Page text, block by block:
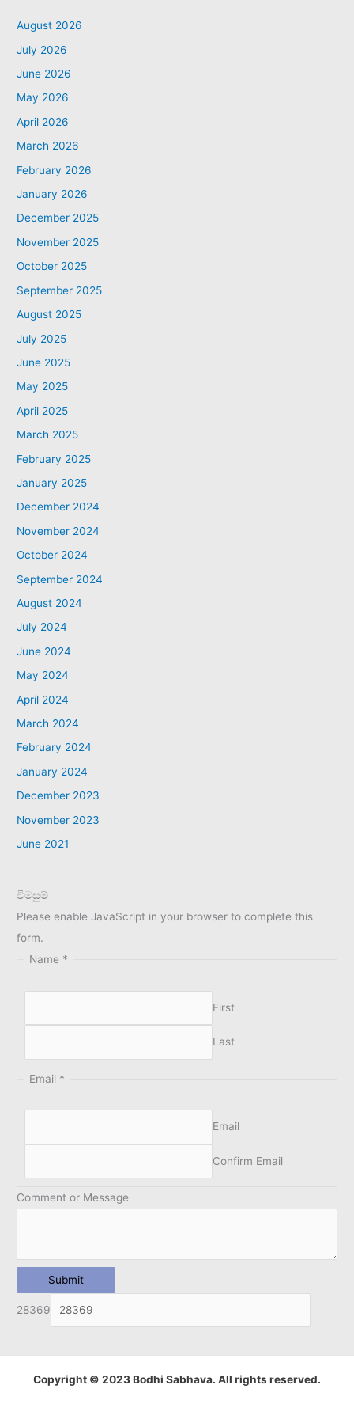
August 2026
July 2026
June 2026
May 2026
April 2026
March 2026
February 2026
January 2026
December 2025
November 2025
October 2025
September 2025
August 2025
July 2025
June 2025
May 2025
April 2025
March 2025
February 2025
January 2025
December 2024
November 2024
October 2024
September 2024
August 2024
July 2024
June 2024
May 2024
April 2024
March 2024
February 2024
January 2024
December 2023
November 2023
June 2021
විමසුම්
Please enable JavaScript in your browser to complete this
form.
Name *
First
Last
Email *
Email
Confirm Email
Comment or Message
Submit
28369
Copyright © 2023 Bodhi Sabhava. All rights reserved.